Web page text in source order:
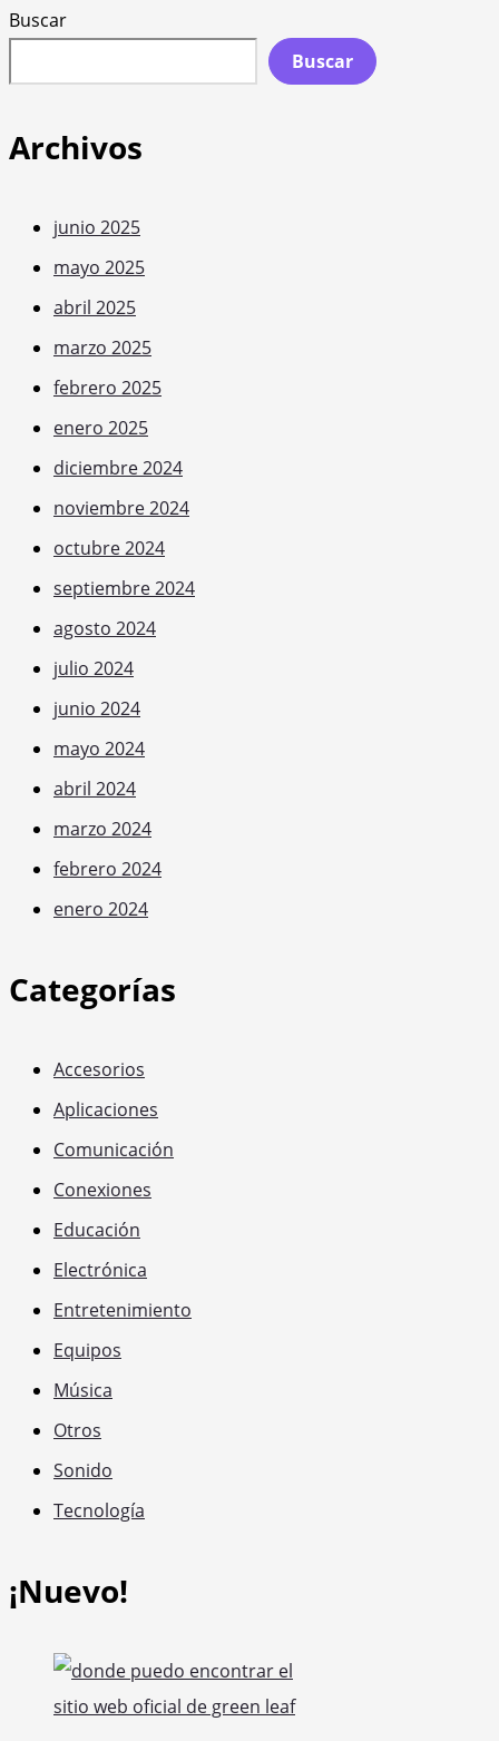
Buscar
Buscar
Archivos
junio 2025
mayo 2025
abril 2025
marzo 2025
febrero 2025
enero 2025
diciembre 2024
noviembre 2024
octubre 2024
septiembre 2024
agosto 2024
julio 2024
junio 2024
mayo 2024
abril 2024
marzo 2024
febrero 2024
enero 2024
Categorías
Accesorios
Aplicaciones
Comunicación
Conexiones
Educación
Electrónica
Entretenimiento
Equipos
Música
Otros
Sonido
Tecnología
¡Nuevo!